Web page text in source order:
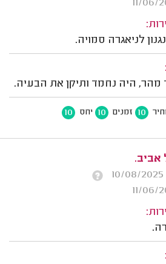
לניאגרה סמויה.
מהר, היה נחמד ותיקן את הבעיה.
10 זמנים 10 יחס 10
אביב.